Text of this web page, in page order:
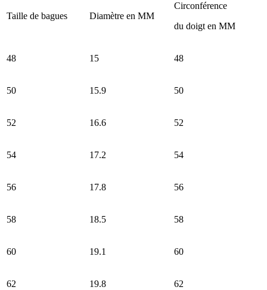
Taille de bagues Diamètre en MM
Circonférence
du doigt en MM
48 15 48
50 15.9 50
52 16.6 52
54 17.2 54
56 17.8 56
58 18.5 58
60 19.1 60
62 19.8 62